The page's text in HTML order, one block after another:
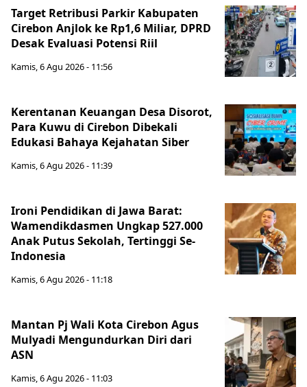
Target Retribusi Parkir Kabupaten
Cirebon Anjlok ke Rp1,6 Miliar, DPRD
Desak Evaluasi Potensi Riil
Kamis, 6 Agu 2026 - 11:56
Kerentanan Keuangan Desa Disorot,
Para Kuwu di Cirebon Dibekali
Edukasi Bahaya Kejahatan Siber
Kamis, 6 Agu 2026 - 11:39
Ironi Pendidikan di Jawa Barat:
Wamendikdasmen Ungkap 527.000
Anak Putus Sekolah, Tertinggi Se-
Indonesia
Kamis, 6 Agu 2026 - 11:18
Mantan Pj Wali Kota Cirebon Agus
Mulyadi Mengundurkan Diri dari
ASN
Kamis, 6 Agu 2026 - 11:03